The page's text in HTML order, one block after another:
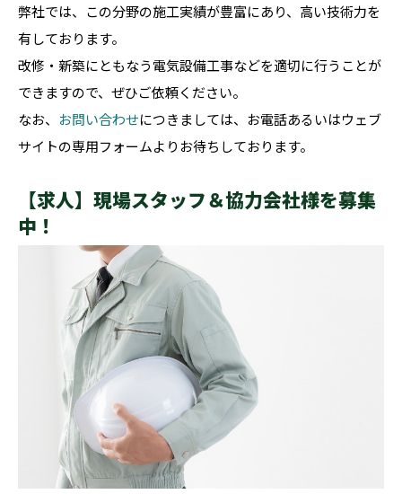
弊社では、この分野の施工実績が豊富にあり、高い技術力を
有しております。
改修・新築にともなう電気設備工事などを適切に行うことが
できますので、ぜひご依頼ください。
なお、 お問い合わせにつきましては、お電話あるいはウェブ
サイトの専用フォームよりお待ちしております。
【求人】現場スタッフ＆協力会社様を募集
中！